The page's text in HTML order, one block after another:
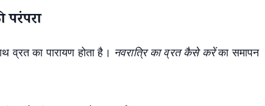
व्रत का पारायण होता है। नवरात्रि का व्रत कैसे करेंका समापन